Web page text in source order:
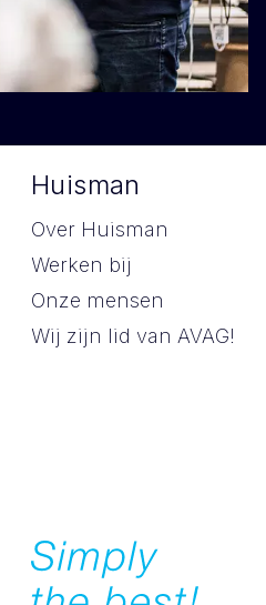
Huisman
Over Huisman
Werken bij
Onze mensen
Wij zijn lid van AVAG!
Simply
the